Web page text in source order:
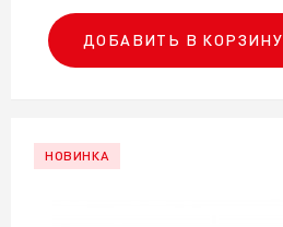
ДОБАВИТЬ В КОРЗИНУ
НОВИНКА